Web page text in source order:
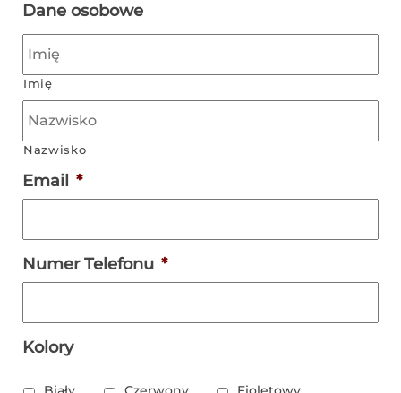
Dane osobowe
Imię
Nazwisko
Email *
Numer Telefonu *
Kolory